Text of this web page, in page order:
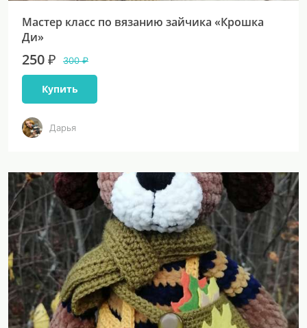
Мастер класс по вязанию зайчика «Крошка
Ди»
250 ₽ 300 ₽
Купить
Дарья